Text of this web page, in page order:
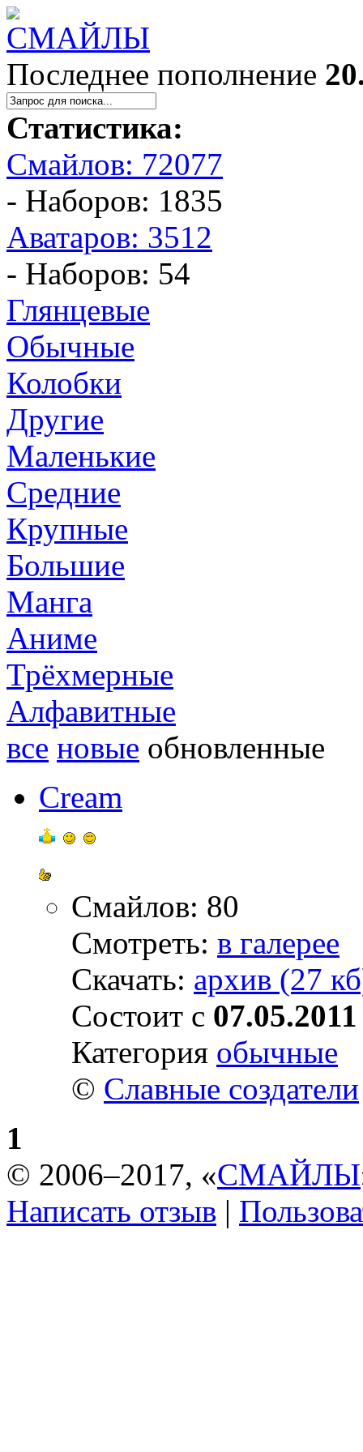
Последнее пополнение
Статистика:
Смайлов: 72077
- Наборов: 1835
Аватаров: 3512
- Наборов: 54
Глянцевые
Обычные
Колобки
Другие
Маленькие
Средние
Крупные
Большие
Манга
Аниме
Трёхмерные
Алфавитные
все новые обновленные
Cream
Смайлов: 80
Смотреть: в галерее
Скачать: архив (27
Состоит с 07.05.2011
Категория обычные
© Славные создатели
1
© 2006–2017, «СМАЙЛЫ
Написать отзыв |